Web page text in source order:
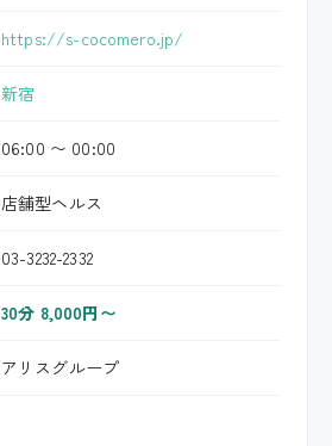
https://s-cocomero.jp/
新宿
06:00 〜 00:00
店舗型ヘルス
03-3232-2332
30分 8,000円〜
アリスグループ